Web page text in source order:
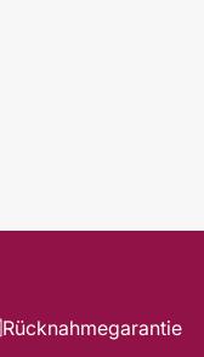
Rücknahmegarantie